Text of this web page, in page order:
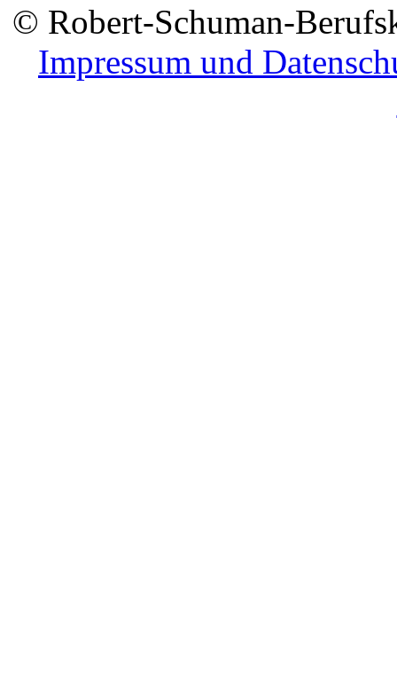
© Robert-Schuman-
Impressum und